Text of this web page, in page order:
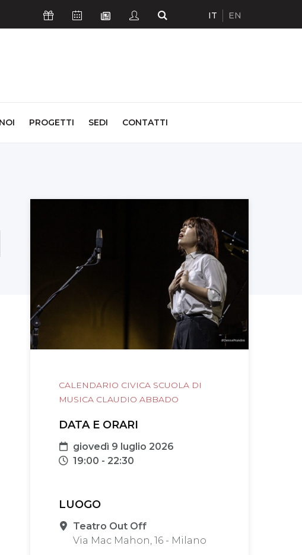
Icona SostieniciIcona Calendario Eventi
Icona Newsletter
Icona StudentiIcona Cerca
IT EN
PROGETTI SEDI CONTATTI
CALENDARIO CIVICA SCUOLA DI
MUSICA CLAUDIO ABBADO
DATA E ORARI
Data
giovedì 9 luglio 2026
Orari
19:00 - 22:30
LUOGO
Sede
Teatro Out Off
Via Mac Mahon, 16 - Milano